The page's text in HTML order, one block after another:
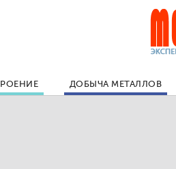
ДОБЫЧА МЕТАЛЛОВ